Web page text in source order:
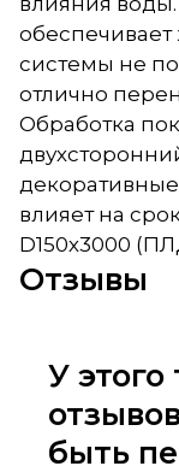
обеспечивает
системы не
отлично
Обработка
влияет на
D150х3000
Отзывы
У этого
быть